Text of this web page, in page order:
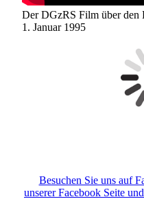
Der DGzRS Film über den
1. Januar 1995
Besuchen Sie uns auf
unserer Facebook Seite